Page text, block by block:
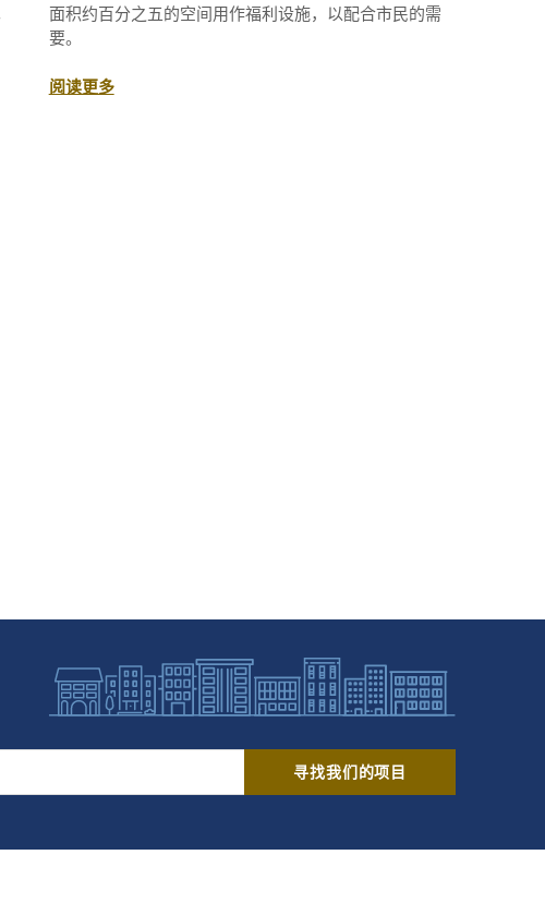
面积约百分之五的空间用作福利设施，以配合市民的需
要。
阅读更多
寻找我们的项目